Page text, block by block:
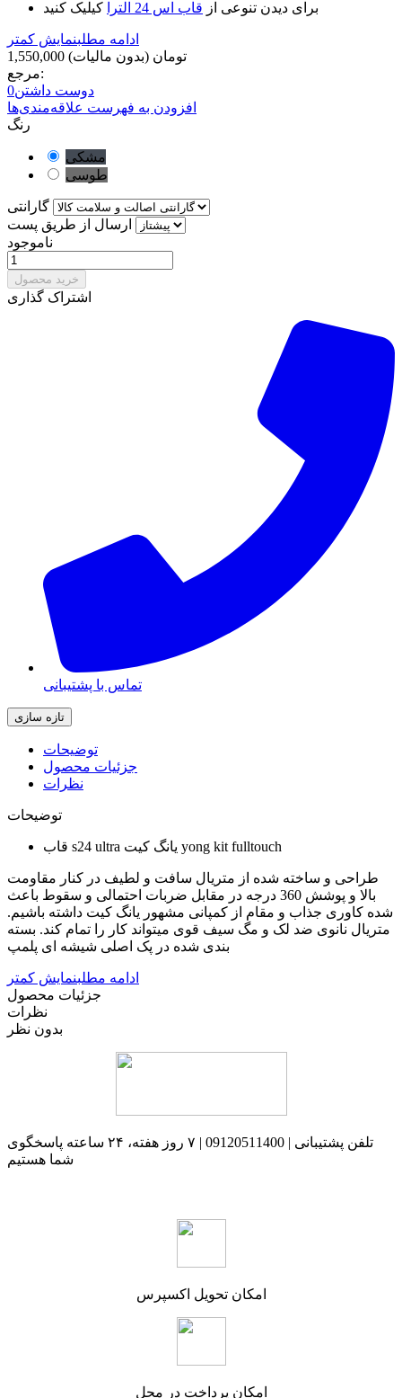
برای دیدن تنوعی از قاب اس 24 الترا کیلیک کنید
ادامه مطلبنمایش کمتر
1,550,000 تومان (بدون مالیات)
مرجع:
دوست داشتن0
افزودن به فهرست علاقه‌مندی‌ها
رنگ
مشکی
طوسی
گارانتی
ارسال از طریق پست
ناموجود
خرید محصول
اشتراک گذاری
تماس با پشتیبانی
توضیحات
جزئیات محصول
نظرات
توضیحات
قاب s24 ultra یانگ کیت yong kit fulltouch
طراحی و ساخته شده از متریال سافت و لطیف در کنار مقاومت
بالا و پوشش 360 درجه در مقابل ضربات احتمالی و سقوط باعث
شده کاوری جذاب و مقام از کمپانی مشهور یانگ کیت داشته باشیم.
متریال نانوی ضد لک و مگ سیف قوی میتواند کار را تمام کند. بسته
ادامه مطلبنمایش کمتر
جزئیات محصول
نظرات
بدون نظر
تلفن پشتیبانی | 09120511400 | ۷ روز هفته، ۲۴ ساعته پاسخگوی
شما هستیم
امکان تحویل اکسپرس
امکان پرداخت در محل